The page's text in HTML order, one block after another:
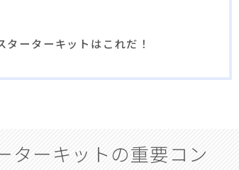
ーターキットはこれだ！
ーキットの重要コン